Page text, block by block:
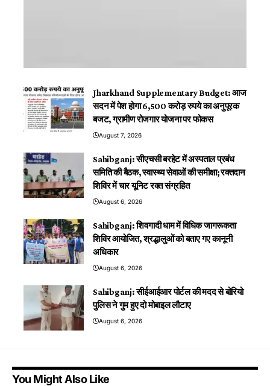
Jharkhand Supplementary Budget: आज
सदन में पेश होगा 6,500 करोड़ रुपये का अनुपूरक
बजट, ग्रामीण रोजगार योजना पर फोकस
August 7, 2026
Sahibganj: सीएचसी बरहेट में अस्पताल प्रबंध
समिति की बैठक, स्वास्थ्य सेवाओं की समीक्षा; रक्तदान
शिविर में चार यूनिट रक्त संग्रहित
August 6, 2026
Sahibganj: शिवगादी धाम में विधिक जागरूकता
शिविर आयोजित, श्रद्धालुओं को बताए गए कानूनी
अधिकार
August 6, 2026
Sahibganj: सीईआईआर पोर्टल की मदद से बोरियो
पुलिस ने गुम हुए दो मोबाइल लौटाए
August 6, 2026
You Might Also Like